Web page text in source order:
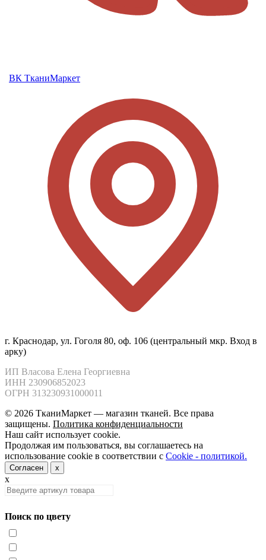
ВК ТканиМаркет
г. Краснодар, ул. Гоголя 80, оф. 106 (центральный мкр. Вход в
арку)
ИП Власова Елена Георгиевна
ИНН 230906852023
ОГРН 313230931000011
© 2026 ТканиМаркет — магазин тканей. Все права
защищены. Политика конфиденциальности
Наш сайт использует cookie.
Продолжая им пользоваться, вы соглашаетесь на
использование cookie в соответствии с Cookie - политикой.
Согласен x
x
Поиск по цвету